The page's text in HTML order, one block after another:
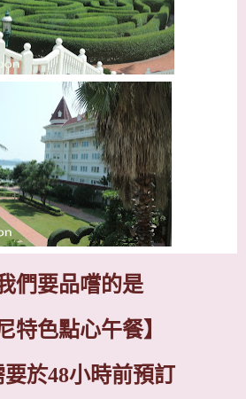
們要品嚐的是
特色點心午餐】
要於48小時前預訂